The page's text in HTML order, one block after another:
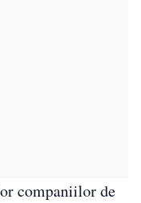
companiilor de